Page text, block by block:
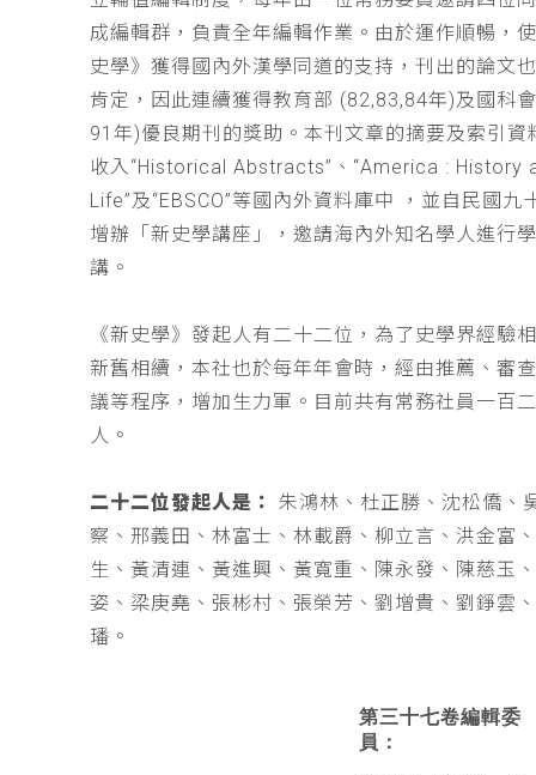
成編輯群，負責全年編輯作業。由於運作順暢，
史學》獲得國內外漢學同道的支持，刊出的論文
肯定，因此連續獲得教育部 (82,83,84年)及國科
91年)優良期刊的獎助。本刊文章的摘要及索引資
收入“Historical Abstracts”、“America : History
Life”及“EBSCO”等國內外資料庫中 ，並自民國九
增辦「新史學講座」，邀請海內外知名學人進行
講。
《新史學》發起人有二十二位，為了史學界經驗
新舊相續，本社也於每年年會時，經由推薦、審
議等程序，增加生力軍。目前共有常務社員一百
人。
二十二位發起人是：
朱鴻林、杜正勝、沈松僑、
察、邢義田、林富士、林載爵、柳立言、洪金富
生、黃清連、黃進興、黃寬重、陳永發、陳慈玉
姿、梁庚堯、張彬村、張榮芳、劉增貴、劉錚雲
璠。
第三十七卷編輯委
員：